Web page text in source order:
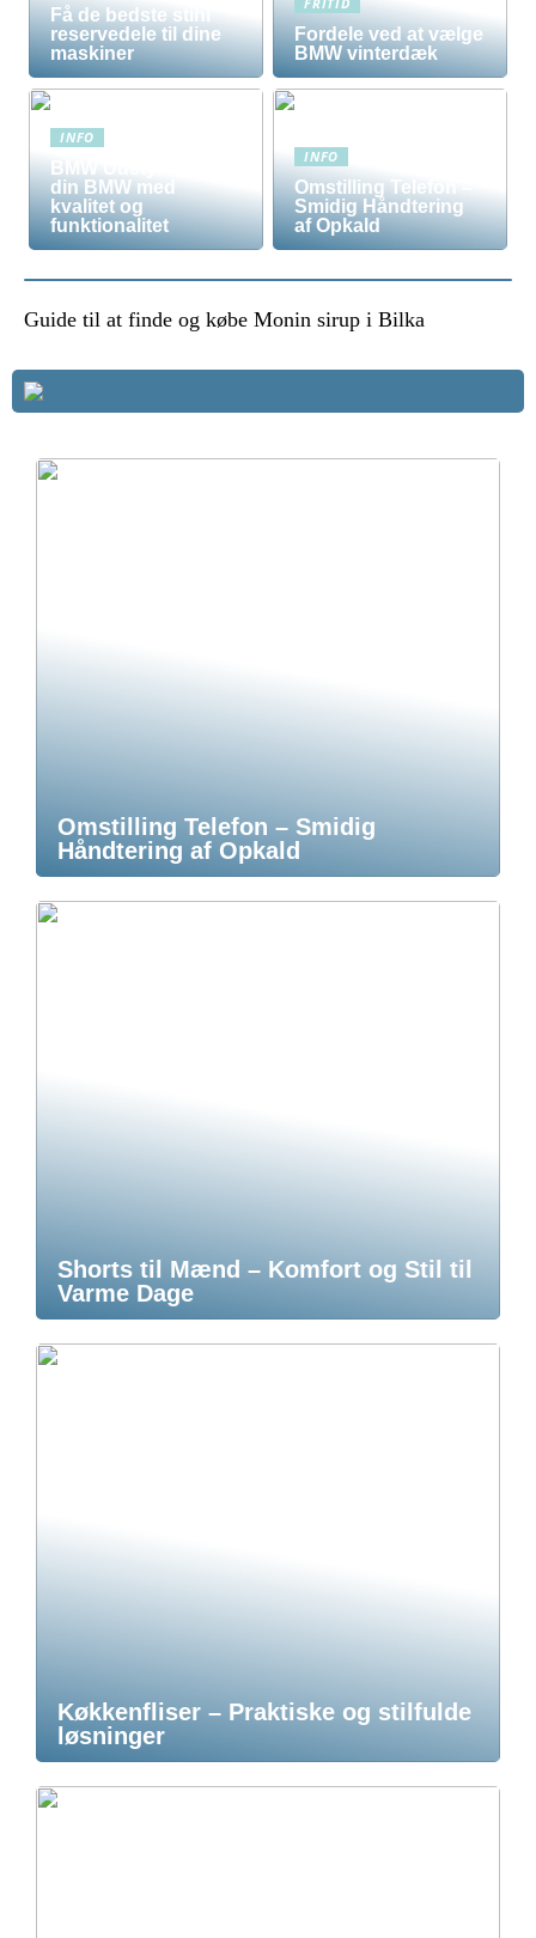
Få de bedste stihl
reservedele til dine
maskiner
Fordele ved at vælge
BMW vinterdæk
INFO
BMW Udstyr – Tilpas
din BMW med
kvalitet og
funktionalitet
INFO
Omstilling Telefon –
Smidig Håndtering
af Opkald
Guide til at finde og købe Monin sirup i Bilka
Omstilling Telefon – Smidig
Håndtering af Opkald
Shorts til Mænd – Komfort og Stil til
Varme Dage
Køkkenfliser – Praktiske og stilfulde
løsninger